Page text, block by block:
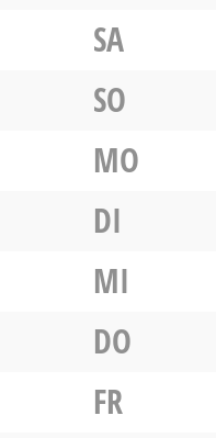
SA
SO
MO
DI
MI
DO
FR